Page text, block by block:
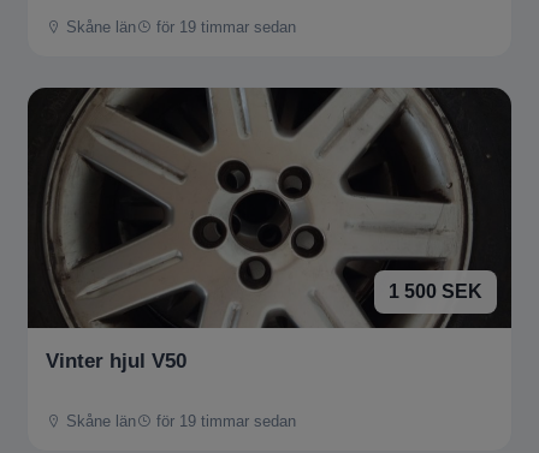
Skåne län för 19 timmar sedan
1 500 SEK
Vinter hjul V50
Skåne län för 19 timmar sedan